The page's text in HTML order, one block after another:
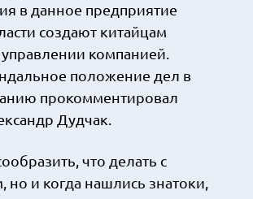
в данное предприятие
создают китайцам
управлении компанией.
положение дел в
прокомментировал
Дудчак.
что делать с
но и когда нашлись знатоки,